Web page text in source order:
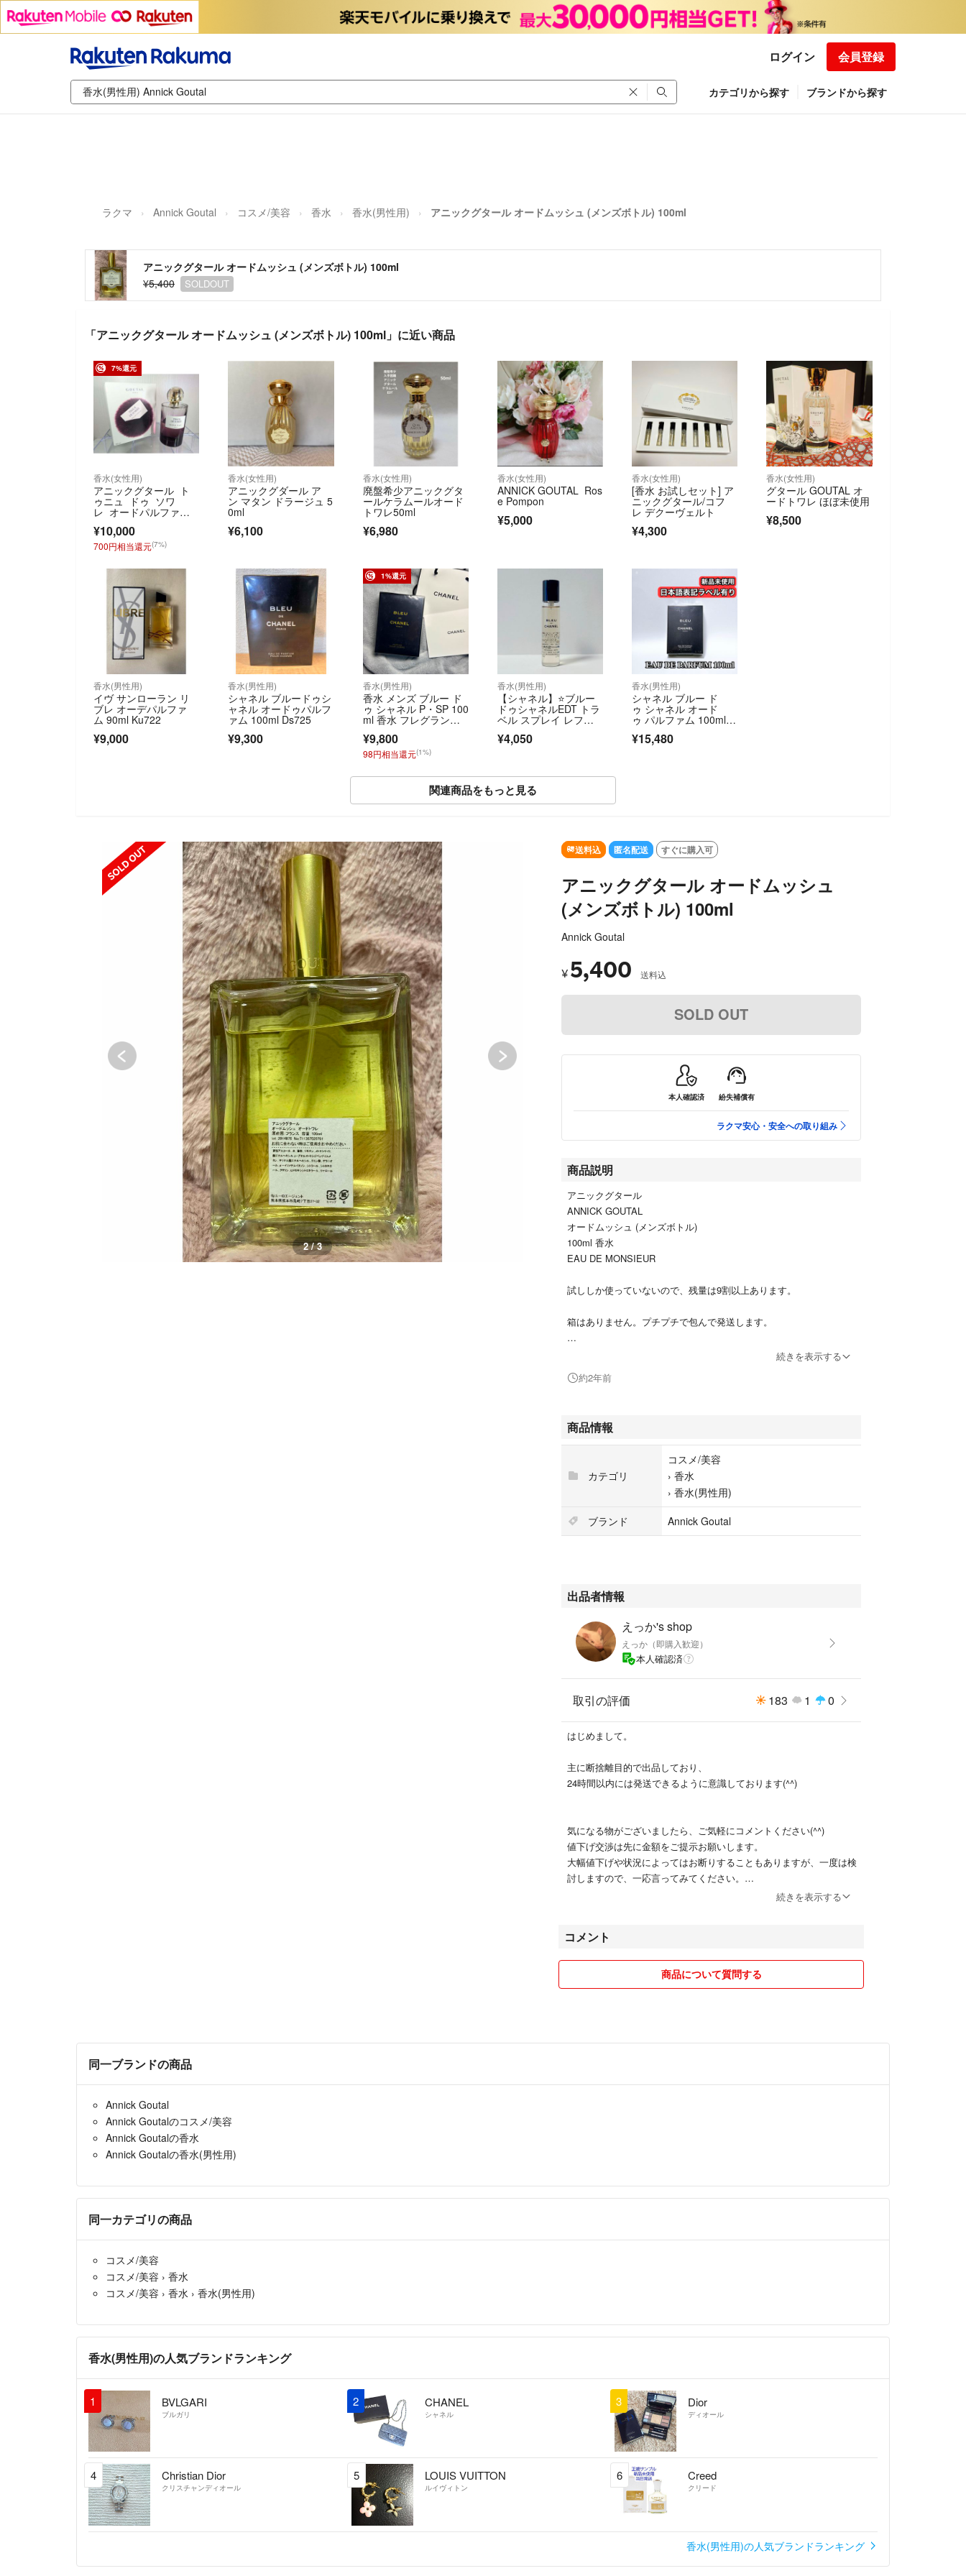
ログイン 会員登録
カテゴリから探す ブランドから探す
ラクマ Annick Goutal コスメ/美容 香水 香水(男性用) アニックグタール オードムッシュ (メンズボトル) 100ml
アニックグタール オードムッシュ (メンズボトル) 100ml
¥5,400
SOLDOUT
「アニックグタール オードムッシュ (メンズボトル) 100ml」に近い商品
7%還元
香水(女性用)
アニックグタール ト
ゥニュ ドゥ ソワ
レ オードパルファ
ム 100ml
¥10,000
700円相当還元(7%)
香水(女性用)
アニックグダール ア
ン マタン ドラージュ 5
0ml
¥6,100
香水(女性用)
廃盤希少アニックグタ
ールケラムールオード
トワレ50ml
¥6,980
香水(女性用)
ANNICK GOUTAL Ros
e Pompon
¥5,000
香水(女性用)
[香水 お試しセット] ア
ニックグタール/コフ
レ デクーヴェルト
¥4,300
香水(女性用)
グタール GOUTAL オ
ードトワレ ほぼ未使用
¥8,500
香水(男性用)
イヴ サンローラン リ
ブレ オーデパルファ
ム 90ml Ku722
¥9,000
香水(男性用)
シャネル ブルードゥシ
ャネル オードゥパルフ
ァム 100ml Ds725
¥9,300
1%還元
香水(男性用)
香水 メンズ ブルー ド
ゥ シャネル P・SP 100
ml 香水 フレグラン
rfum
¥9,800
98円相当還元(1%)
香水(男性用)
【シャネル】⭐️ブルー
ドゥシャネルEDT トラ
ベル スプレイ レフィ
¥4,050
香水(男性用)
シャネル ブルー ド
ゥ シャネル オード
ゥ パルファム 100ml C
l EDP ④
¥15,480
関連商品をもっと見る
SOLD OUT SOLD OUT
2 / 3
送料込 匿名配送 すぐに購入可
アニックグタール オードムッシュ
(メンズボトル) 100ml
Annick Goutal
¥ 5,400 送料込
SOLD OUT
本人確認済 紛失補償有
ラクマ安心・安全への取り組み
商品説明
アニックグタール
ANNICK GOUTAL
オードムッシュ (メンズボトル)
100ml 香水
EAU DE MONSIEUR
試ししか使っていないので、残量は9割以上あります。
箱はありません。プチプチで包んで発送します。
容器の形状···スプレー
続きを表示する
約2年前
商品情報
カテゴリ
コスメ/美容
› 香水
› 香水(男性用)
ブランド
Annick Goutal
出品者情報
えっか's shop
えっか（即購入歓迎）
本人確認済
取引の評価 183 1 0
はじめまして。
主に断捨離目的で出品しており、
24時間以内には発送できるように意識しております(^^)
気になる物がございましたら、ご気軽にコメントください(^^)
値下げ交渉は先に金額をご提示お願いします。
大幅値下げや状況によってはお断りすることもありますが、一度は検
討しますので、一応言ってみてください。
※値下げ不可と記載したものについては、お値下げできませんのでご
匿名配送（ラクマ便）使用での利用をしておりますため、発送後のキ
また個人利用のため領収書の発行も行なっておりません。
事前に気になることがあればご質問いただけますと幸いです。
遅くなっても評価を下げたりすることはありません。受取完了のステ
お互いに良いお取引ができることを祈っております(^^)
続きを表示する
コメント
商品について質問する
同一ブランドの商品
Annick Goutal
Annick Goutalのコスメ/美容
Annick Goutalの香水
Annick Goutalの香水(男性用)
同一カテゴリの商品
コスメ/美容
コスメ/美容 › 香水
コスメ/美容 › 香水 › 香水(男性用)
香水(男性用)の人気ブランドランキング
1 BVLGARI
ブルガリ
2 CHANEL
シャネル
3 Dior
ディオール
4 Christian Dior
クリスチャンディオール
5 LOUIS VUITTON
ルイヴィトン
6 Creed
クリード
香水(男性用)の人気ブランドランキング